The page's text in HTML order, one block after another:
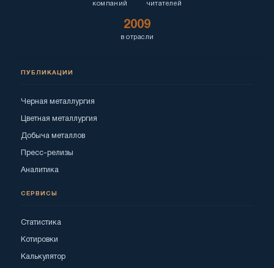
компаний читателей
2009
в отрасли
ПУБЛИКАЦИИ
Черная металлургия
Цветная металлургия
Добыча металлов
Пресс-релизы
Аналитика
СЕРВИСЫ
Статистика
Котировки
Калькулятор